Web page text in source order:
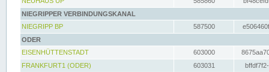
NIEGRIPPER VERBINDUNGSKANAL
NIEGRIPP BP
587500
ODER
EISENHÜTTENSTADT
603000
FRANKFURT1 (ODER)
603031